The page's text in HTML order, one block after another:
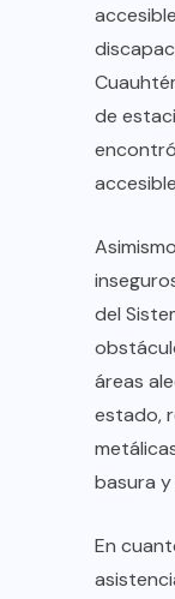
de
del
áreas
estado,
basura y
En